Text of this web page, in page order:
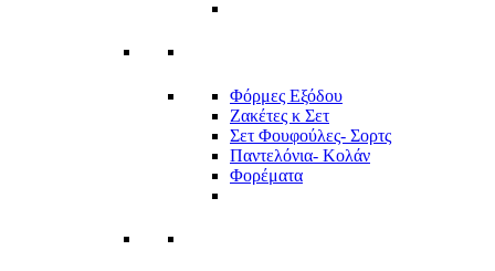
Φόρμες Εξόδου
Ζακέτες κ Σετ
Σετ Φουφούλες- Σορτς
Παντελόνια- Κολάν
Φορέματα